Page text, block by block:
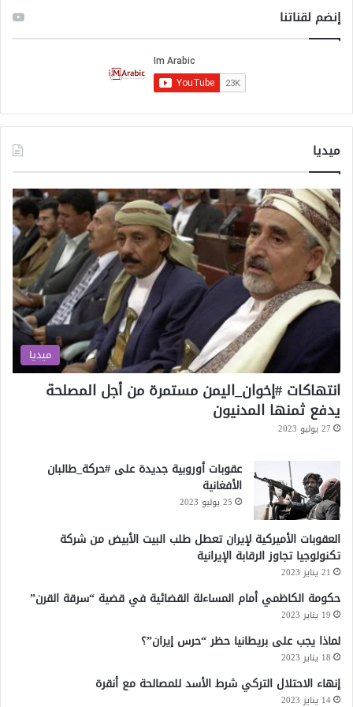
إنضم لقناتنا
ميديا
ميديا
انتهاكات #إخوان_اليمن مستمرة من أجل المصلحة
يدفع ثمنها المدنيون
27 يوليو 2023
عقوبات أوروبية جديدة على #حركة_طالبان
الأفغانية
25 يوليو 2023
العقوبات الأميركية لإيران تعطل طلب البيت الأبيض من شركة
تكنولوجيا تجاوز الرقابة الإيرانية
21 يناير 2023
حكومة الكاظمي أمام المساءلة القضائية في قضية “سرقة القرن”
19 يناير 2023
لماذا يجب على بريطانيا حظر “حرس إيران”؟
18 يناير 2023
إنهاء الاحتلال التركي شرط الأسد للمصالحة مع أنقرة
14 يناير 2023